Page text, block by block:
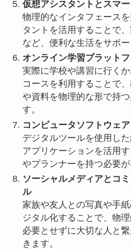
仮想アシスタントとスマ
物理的なインタフェース
タントを活用することで
など、便利な生活をサポー
オンライン学習プラット
実際に学校や講習に行く
コースを利用することで
や資料を物理的な形で持
す。
コンピュータソフトウェア
デジタルツールを使用し
アプリケーションを活用
やプランナーを持つ必要が
ソーシャルメディアとコ
ル
家族や友人との写真や手
ジタル化することで、物
必要とせずに大切な人と
きます。